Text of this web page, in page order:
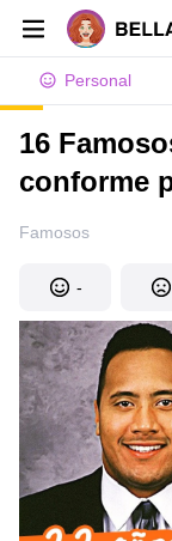
Personal
16
conforme
Famosos
-